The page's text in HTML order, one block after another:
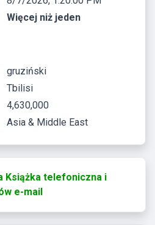
Więcej niż jeden
gruziński
Tbilisi
4,630,000
Asia & Middle East
Książka telefoniczna i
e-mail